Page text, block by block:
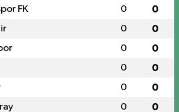
FK 0 0
0 0
0 0
0 0
0 0
0 0